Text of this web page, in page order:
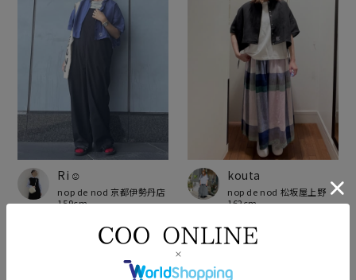
Ri☺︎
nop de nod 京都伊勢丹店
159cm
kouta
nop de nod 松坂屋上野
162cm